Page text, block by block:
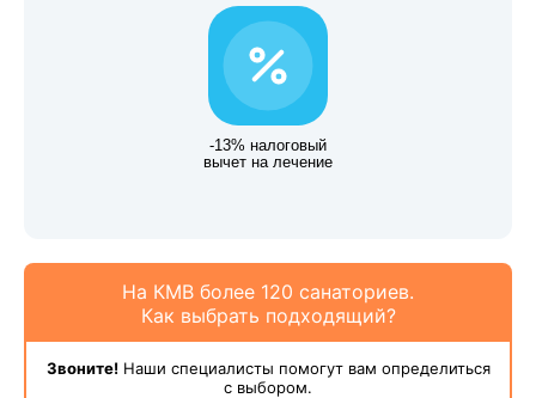
-13% налоговый
вычет на лечение
На КМВ более 120 санаториев.
Как выбрать подходящий?
Звоните!Наши специалисты помогут вам определиться
с выбором.